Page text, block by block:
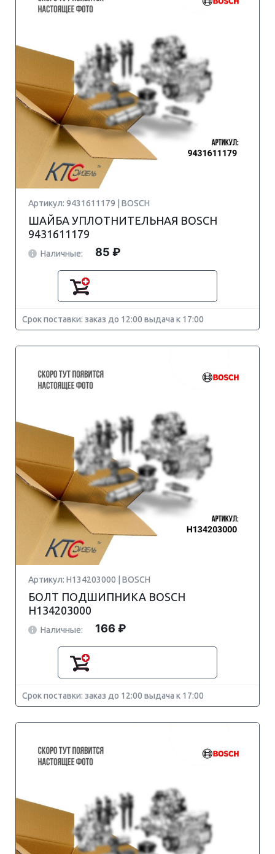
Артикул: 9431611179 | BOSCH
ШАЙБА УПЛОТНИТЕЛЬНАЯ BOSCH
9431611179
Наличные: 85 ₽
Срок поставки: заказ до 12:00 выдача к 17:00
Артикул: H134203000 | BOSCH
БОЛТ ПОДШИПНИКА BOSCH
H134203000
Наличные: 166 ₽
Срок поставки: заказ до 12:00 выдача к 17:00